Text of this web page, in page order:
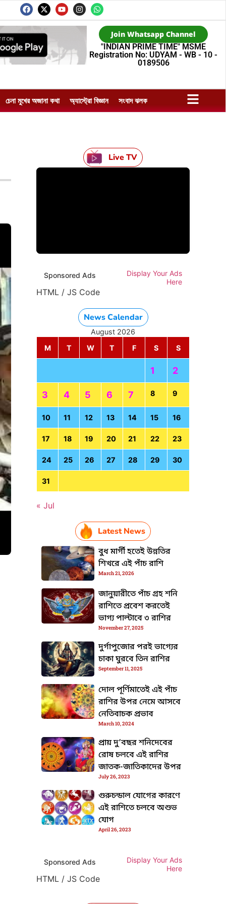
Join Whatsapp Channel
"INDIAN PRIME TIME" MSME
Registration No: UDYAM - WB - 10 -
0189506
চেনা মুখের অজানা কথা অ্যাস্ট্রো বিজ্ঞান সংবাদ ঝলক
HTML / JS Code
/ JS Code
Live TV
Sponsored Ads
Display Your Ads
Here
HTML / JS Code
News Calendar
August 2026
M
T W T F S S
1 2
3 4 5 6 7 8 9
10 11 12 13 14 15 16
17 18 19 20 21 22 23
24 25 26 27 28 29 30
31
« Jul
Latest News
বুধ মার্গী হতেই উন্নতির
শিখরে এই পাঁচ রাশি
March 21, 2026
জানুয়ারীতে পাঁচ গ্রহ শনি
রাশিতে প্রবেশ করতেই
ভাগ্য পাল্টাবে ৩ রাশির
November 27, 2025
দুর্গাপুজোর পরই ভাগ্যের
চাকা ঘুরবে তিন রাশির
September 11, 2025
দোল পূর্ণিমাতেই এই পাঁচ
রাশির উপর নেমে আসবে
নেতিবাচক প্রভাব
March 10, 2024
প্রায় দু’বছর শনিদেবের
রোষ চলবে এই রাশির
জাতক-জাতিকাদের উপর
July 26, 2023
গুরুচন্ডাল যোগের কারণে
এই রাশিতে চলবে অশুভ
যোগ
April 26, 2023
Sponsored Ads
Display Your Ads
Here
HTML / JS Code